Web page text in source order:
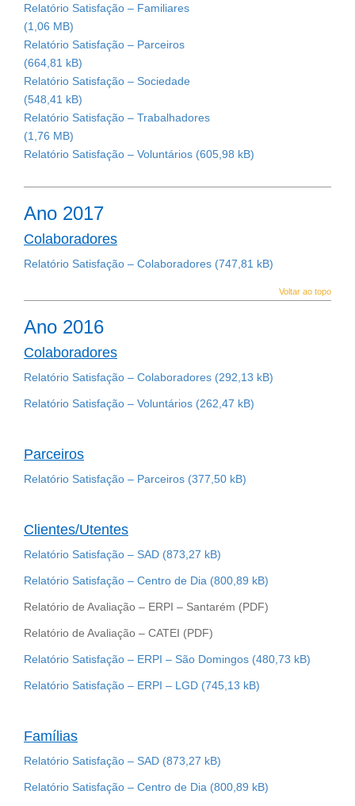
Relatório Satisfação – Familiares
Relatório Satisfação – Parceiros
Relatório Satisfação – Sociedade
Relatório Satisfação – Trabalhadores
Relatório Satisfação – Voluntários
Ano 2017
Colaboradores
Relatório Satisfação – Colaboradores
Voltar ao topo
Ano 2016
Colaboradores
Relatório Satisfação – Colaboradores
Relatório Satisfação – Voluntários
Parceiros
Relatório Satisfação – Parceiros
Clientes/Utentes
Relatório Satisfação – SAD
Relatório Satisfação – Centro de Dia
Relatório de Avaliação – ERPI – Santarém (PDF)
Relatório de Avaliação – CATEI (PDF)
Relatório Satisfação – ERPI – São Domingos
Relatório Satisfação – ERPI – LGD
Famílias
Relatório Satisfação – SAD
Relatório Satisfação – Centro de Dia